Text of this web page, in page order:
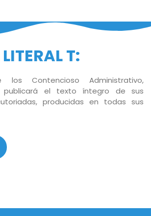
LITERAL T:
los Contencioso Administrativo,
publicará el texto íntegro de sus
producidas en todas sus